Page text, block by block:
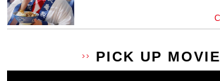
PICK UP MOVIE